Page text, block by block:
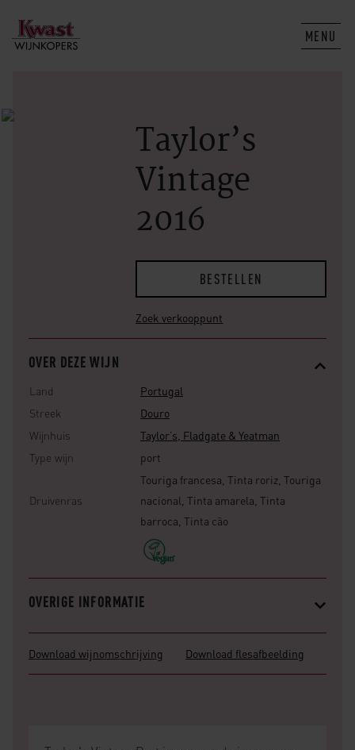
MENU
Taylor’s
Vintage
2016
BESTELLEN
Zoek verkooppunt
OVER DEZE WIJN
Land
Portugal
Streek
Douro
Wijnhuis
Taylor’s, Fladgate & Yeatman
Type wijn
port
Druivenras
Touriga francesa, Tinta roriz, Touriga
nacional, Tinta amarela, Tinta
barroca, Tinta cão
OVERIGE INFORMATIE
Download wijnomschrijving Download flesafbeelding